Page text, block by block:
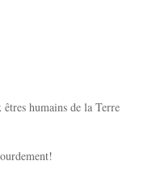
humains de la Terre